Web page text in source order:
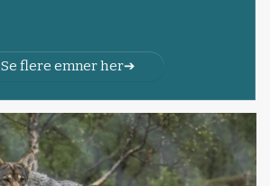
Se flere emner her